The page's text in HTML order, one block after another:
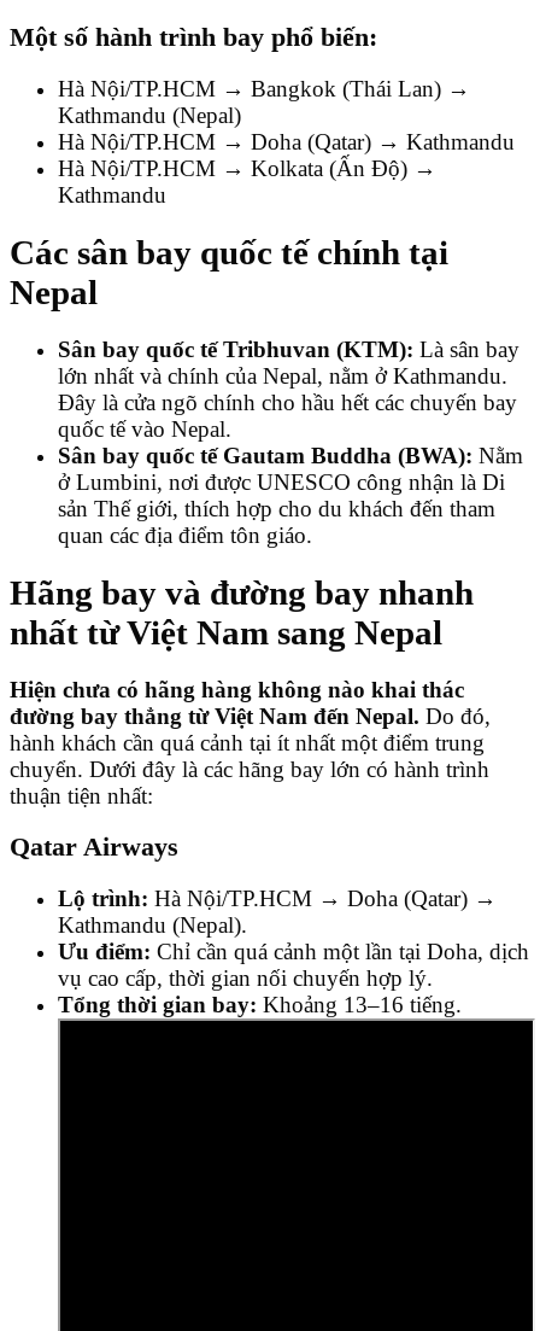
Một số hành trình bay phổ biến:
Hà Nội/TP.HCM → Bangkok (Thái Lan) →
Kathmandu (Nepal)
Hà Nội/TP.HCM → Doha (Qatar) → Kathmandu
Hà Nội/TP.HCM → Kolkata (Ấn Độ) →
Kathmandu
Các sân bay quốc tế chính tại
Nepal
Sân bay quốc tế Tribhuvan (KTM): Là sân bay
lớn nhất và chính của Nepal, nằm ở Kathmandu.
Đây là cửa ngõ chính cho hầu hết các chuyến bay
quốc tế vào Nepal.
Sân bay quốc tế Gautam Buddha (BWA): Nằm
ở Lumbini, nơi được UNESCO công nhận là Di
sản Thế giới, thích hợp cho du khách đến tham
quan các địa điểm tôn giáo.
Hãng bay và đường bay nhanh
nhất từ Việt Nam sang Nepal
Hiện chưa có hãng hàng không nào khai thác
đường bay thẳng từ Việt Nam đến Nepal. Do đó,
hành khách cần quá cảnh tại ít nhất một điểm trung
chuyển. Dưới đây là các hãng bay lớn có hành trình
thuận tiện nhất:
Qatar Airways
Lộ trình: Hà Nội/TP.HCM → Doha (Qatar) →
Kathmandu (Nepal).
Ưu điểm: Chỉ cần quá cảnh một lần tại Doha, dịch
vụ cao cấp, thời gian nối chuyến hợp lý.
Tổng thời gian bay: Khoảng 13–16 tiếng.